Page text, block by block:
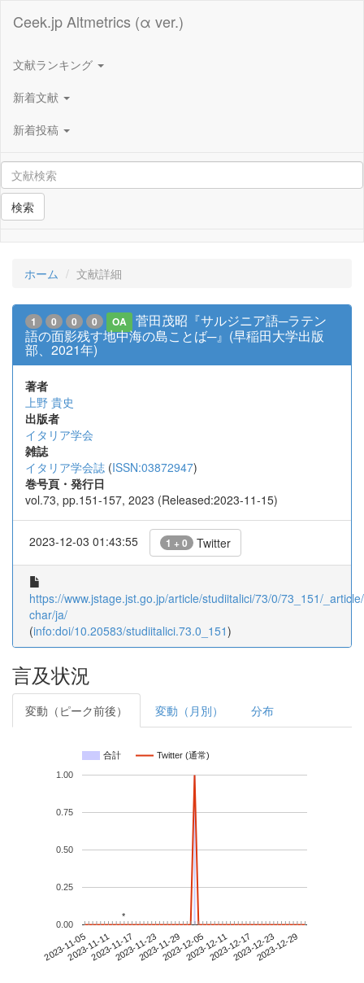
Ceek.jp Altmetrics (α ver.)
文献ランキング
新着文献
新着投稿
検索
ホーム 文献詳細
1 0 0 0 OA
菅田茂昭『サルジニア語─ラテン
語の面影残す地中海の島ことば─』(早稲田大学出版
部、2021年)
著者
上野 貴史
出版者
イタリア学会
雑誌
イタリア学会誌 (ISSN:03872947)
巻号頁・発行日
vol.73, pp.151-157, 2023 (Released:2023-11-15)
2023-12-03 01:43:55 1 + 0 Twitter
https://www.jstage.jst.go.jp/article/studiitalici/73/0/73_151/
char/ja/
(info:doi/10.20583/studiitalici.73.0_151)
言及状況
変動（ピーク前後） 変動（月別） 分布
合計 Twitter (通常)
2023-11-052023-11-112023-11-172023-11-232023-11-292023-12-052023-12-112023-12-172023-12-232023-12-29
0.00
0.25
0.50
0.75
1.00
**